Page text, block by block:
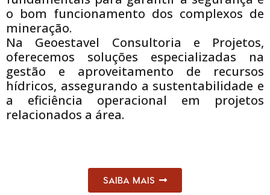
o bom funcionamento dos complexos de
mineração.
Na Geoestavel Consultoria e Projetos,
oferecemos soluções especializadas na
gestão e aproveitamento de recursos
hídricos, assegurando a sustentabilidade e
a eficiência operacional em projetos
relacionados a área.
SAIBA MAIS